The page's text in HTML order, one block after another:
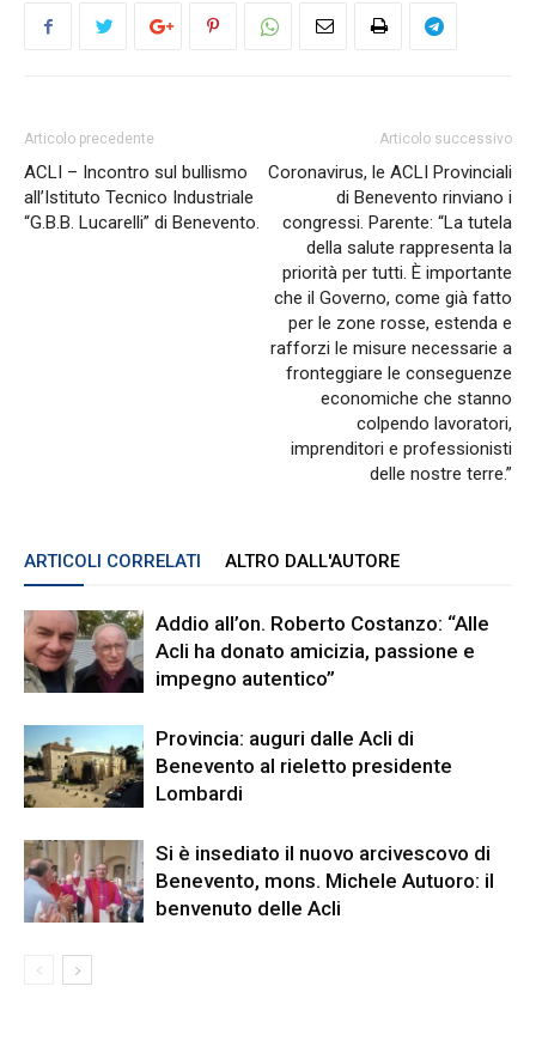
Articolo precedente
ACLI – Incontro sul bullismo
all’Istituto Tecnico Industriale
“G.B.B. Lucarelli” di Benevento.
Articolo successivo
Coronavirus, le ACLI Provinciali
di Benevento rinviano i
congressi. Parente: “La tutela
della salute rappresenta la
priorità per tutti. È importante
che il Governo, come già fatto
per le zone rosse, estenda e
rafforzi le misure necessarie a
fronteggiare le conseguenze
economiche che stanno
colpendo lavoratori,
imprenditori e professionisti
delle nostre terre.”
ARTICOLI CORRELATI ALTRO DALL'AUTORE
Addio all’on. Roberto Costanzo: “Alle
Acli ha donato amicizia, passione e
impegno autentico”
Provincia: auguri dalle Acli di
Benevento al rieletto presidente
Lombardi
Si è insediato il nuovo arcivescovo di
Benevento, mons. Michele Autuoro: il
benvenuto delle Acli